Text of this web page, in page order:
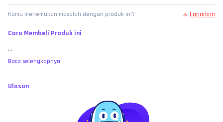
Kamu menemukan masalah dengan produk ini? Laporkan
Cara Membeli Produk ini
...
Baca selengkapnya
Ulasan